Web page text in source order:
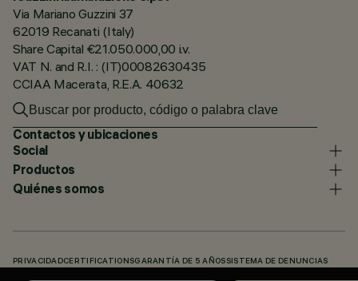
Via Mariano Guzzini 37
62019 Recanati (Italy)
Share Capital €21.050.000,00 i.v.
VAT N. and R.I. : (IT)00082630435
CCIAA Macerata, R.E.A. 40632
Contactos y ubicaciones
Social
Productos
Quiénes somos
PRIVACIDADCERTIFICATIONSGARANTÍA DE 5 AÑOS SISTEMA DE DENUNCIAS